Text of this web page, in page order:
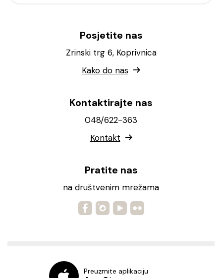
Posjetite nas
Zrinski trg 6, Koprivnica
Kako do nas
Kontaktirajte nas
048/622-363
Kontakt
Pratite nas
na društvenim mrežama
Preuzmite aplikaciju